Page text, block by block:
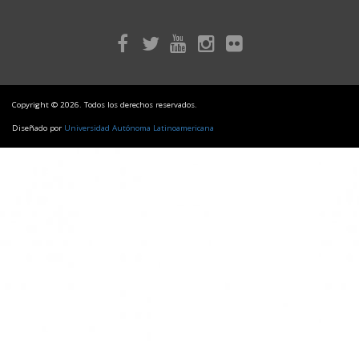
Copyright © 2026. Todos los derechos reservados.
Diseñado por Universidad Autónoma Latinoamericana